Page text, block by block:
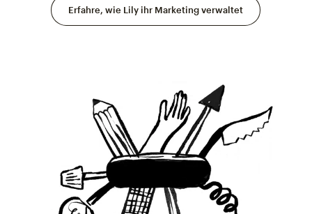
Erfahre, wie Lily ihr Marketing verwaltet